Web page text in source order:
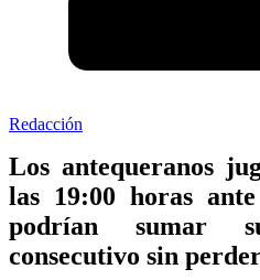
Redacción
Los antequeranos
las 19:00 horas
podrían sumar
consecutivo sin